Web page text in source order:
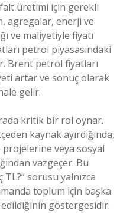
üretimi için gerekli
agregalar, enerji ve
ve maliyetiyle fiyatı
petrol piyasasındaki
Brent petrol fiyatları
artar ve sonuç olarak
gelir.
kritik bir rol oynar.
kaynak ayırdığında,
projelerine veya sosyal
vazgeçer. Bu
sorusu yalnızca
toplum için başka
edildiğinin göstergesidir.